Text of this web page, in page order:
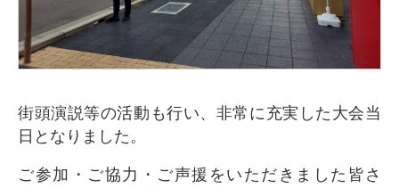
街頭演説等の活動も行い、非常に充実した大会当
日となりました。
ご参加・ご協力・ご声援をいただきました皆さ